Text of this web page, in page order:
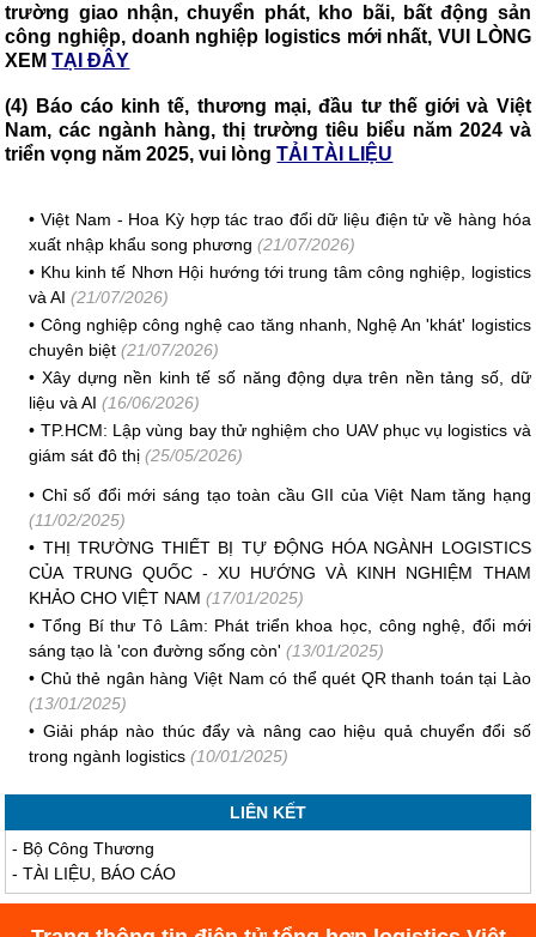
trường giao nhận, chuyển phát, kho bãi, bất động sản
công nghiệp, doanh nghiệp logistics mới nhất, VUI LÒNG
XEM TẠI ĐÂY
(4) Báo cáo kinh tế, thương mại, đầu tư thế giới và Việt
Nam, các ngành hàng, thị trường tiêu biểu năm 2024 và
triển vọng năm 2025, vui lòngTẢI TÀI LIỆU
•Việt Nam - Hoa Kỳ hợp tác trao đổi dữ liệu điện tử về hàng hóa
xuất nhập khẩu song phương (21/07/2026)
• Khu kinh tế Nhơn Hội hướng tới trung tâm công nghiệp, logistics
và AI (21/07/2026)
• Công nghiệp công nghệ cao tăng nhanh, Nghệ An 'khát' logistics
chuyên biệt (21/07/2026)
•Xây dựng nền kinh tế số năng động dựa trên nền tảng số, dữ
liệu và AI (16/06/2026)
• TP.HCM: Lập vùng bay thử nghiệm cho UAV phục vụ logistics và
giám sát đô thị (25/05/2026)
• Chỉ số đổi mới sáng tạo toàn cầu GII của Việt Nam tăng hạng
(11/02/2025)
• THỊ TRƯỜNG THIẾT BỊ TỰ ĐỘNG HÓA NGÀNH LOGISTICS
CỦA TRUNG QUỐC - XU HƯỚNG VÀ KINH NGHIỆM THAM
KHẢO CHO VIỆT NAM (17/01/2025)
•Tổng Bí thư Tô Lâm: Phát triển khoa học, công nghệ, đổi mới
sáng tạo là 'con đường sống còn' (13/01/2025)
• Chủ thẻ ngân hàng Việt Nam có thể quét QR thanh toán tại Lào
(13/01/2025)
• Giải pháp nào thúc đẩy và nâng cao hiệu quả chuyển đổi số
trong ngành logistics (10/01/2025)
LIÊN KẾT
- Bộ Công Thương
-TÀI LIỆU, BÁO CÁO